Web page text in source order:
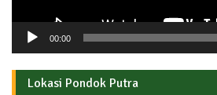
00:00
Lokasi Pondok Putra